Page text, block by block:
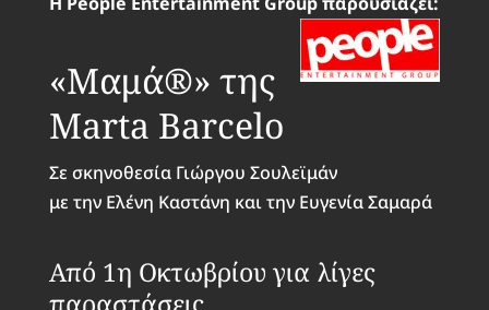
«Μαμά®» της
Marta Barcelo
Σε σκηνοθεσία Γιώργου Σουλεϊμάν
με την Ελένη Καστάνη και την Ευγενία Σαμαρά
Από 1η Οκτωβρίου για λίγες